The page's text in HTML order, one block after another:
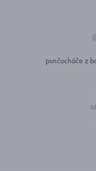
punčocháče z